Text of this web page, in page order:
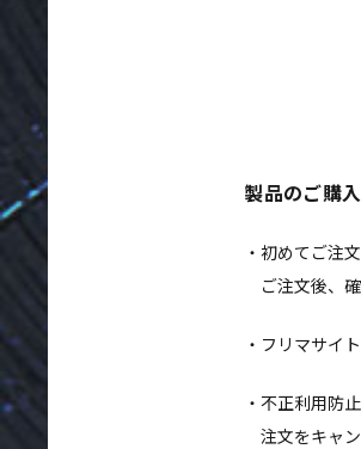
製品のご購
初めてご注
ご注文後、
フリマサイ
不正利用防
注文をキャ